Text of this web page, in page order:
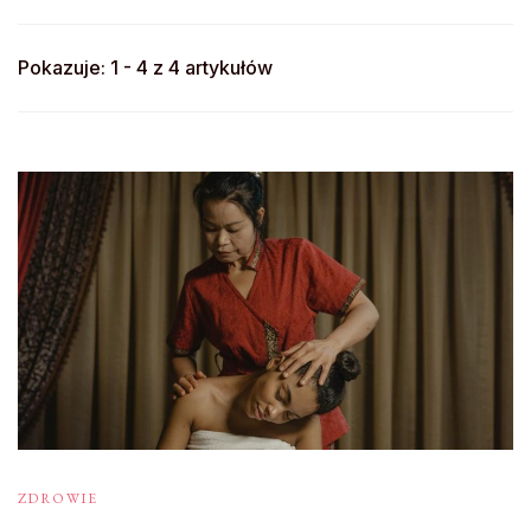
Pokazuje: 1 - 4 z 4 artykułów
ZDROWIE